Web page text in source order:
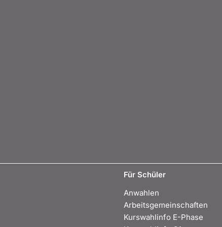
Für Schüler
Anwahlen
Arbeitsgemeinschaften
Kurswahlinfo E-Phase